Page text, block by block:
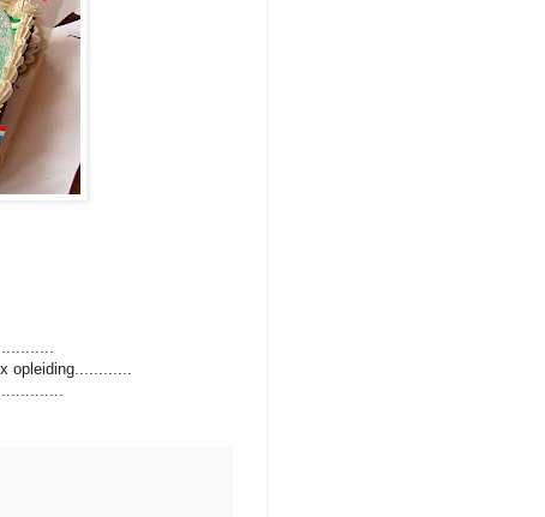
opleiding............